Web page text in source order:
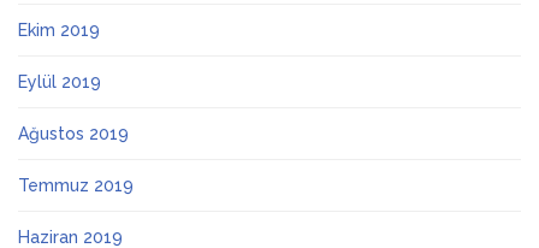
Ekim 2019
Eylül 2019
Ağustos 2019
Temmuz 2019
Haziran 2019